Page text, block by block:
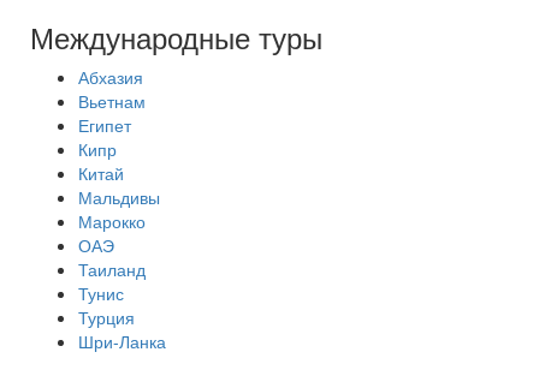
Международные туры
Абхазия
Вьетнам
Египет
Кипр
Китай
Мальдивы
Марокко
ОАЭ
Таиланд
Тунис
Турция
Шри-Ланка